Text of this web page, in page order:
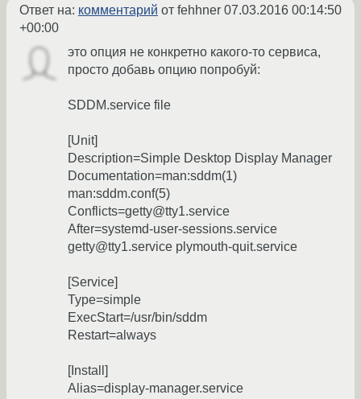
Ответ на: комментарий от fehhner 07.03.2016 00:14:50
+00:00
это опция не конкретно какого-то сервиса,
просто добавь опцию попробуй:
SDDM.service file
[Unit]
Description=Simple Desktop Display Manager
Documentation=man:sddm(1)
man:sddm.conf(5)
Conflicts=getty@tty1.service
After=systemd-user-sessions.service
getty@tty1.service plymouth-quit.service
[Service]
Type=simple
ExecStart=/usr/bin/sddm
Restart=always
[Install]
Alias=display-manager.service